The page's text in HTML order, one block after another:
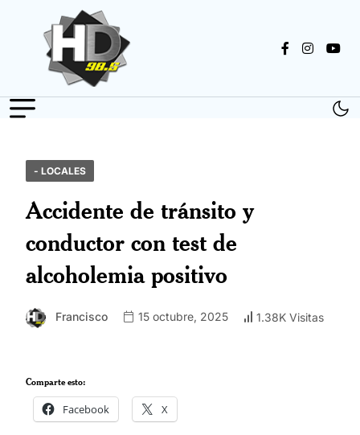
- LOCALES
Accidente de tránsito y
conductor con test de
alcoholemia positivo
Francisco 15 octubre, 2025 1.38K Visitas
Comparte esto:
Facebook X